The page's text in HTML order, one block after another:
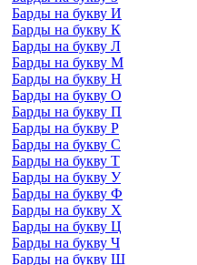
Барды на букву И
Барды на букву К
Барды на букву Л
Барды на букву М
Барды на букву Н
Барды на букву О
Барды на букву П
Барды на букву Р
Барды на букву С
Барды на букву Т
Барды на букву У
Барды на букву Ф
Барды на букву Х
Барды на букву Ц
Барды на букву Ч
Барды на букву Ш